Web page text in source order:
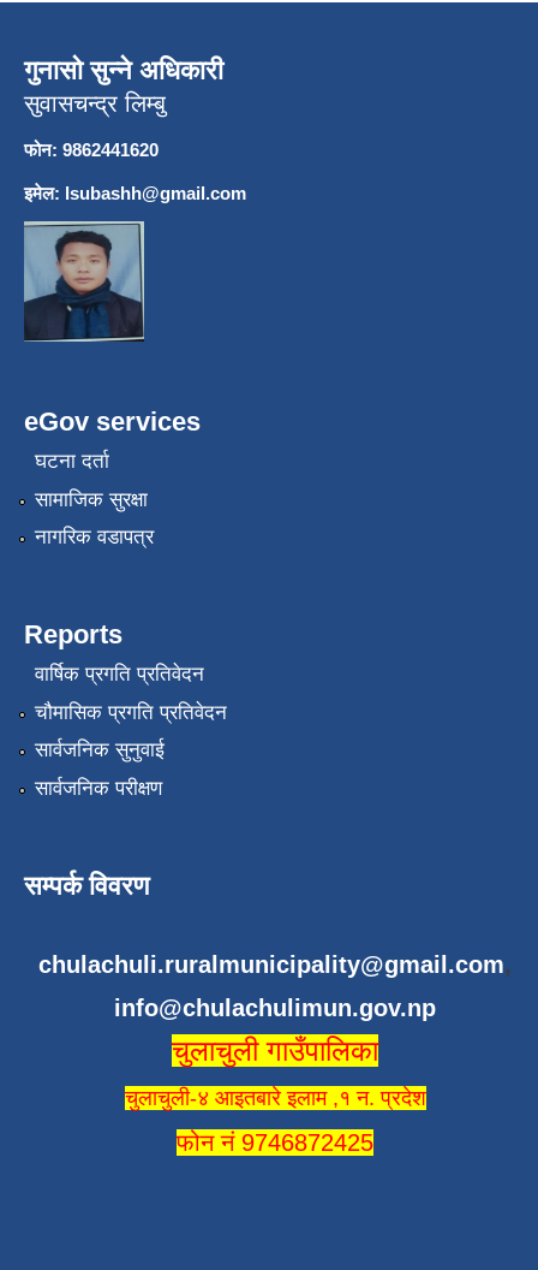
गुनासो सुन्ने अधिकारी
सुवासचन्द्र लिम्बु
फोन: 9862441620
इमेल: lsubashh@gmail.com
eGov services
घटना दर्ता
सामाजिक सुरक्षा
नागरिक वडापत्र
Reports
वार्षिक प्रगति प्रतिवेदन
चौमासिक प्रगति प्रतिवेदन
सार्वजनिक सुनुवाई
सार्वजनिक परीक्षण
सम्पर्क विवरण
chulachuli.ruralmunicipality@gmail.com,
info@chulachulimun.gov.np
चुलाचुली गाउँपालिका
चुलाचुली-४ आइतबारे इलाम ,१ न. प्रदेश
फोन नं 9746872425